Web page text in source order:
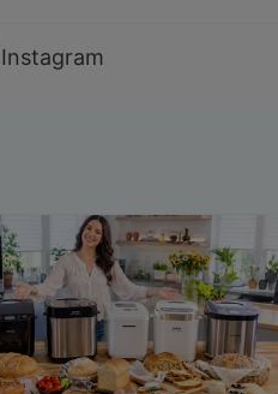
Instagram